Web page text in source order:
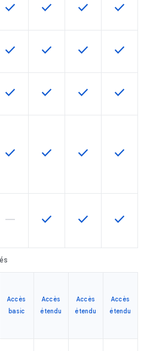
Cette fonctionnalité est disponible
check Cette fonctionnalité est
check Cette
check Cette
check
Cette fonctionnalité est disponible
check Cette fonctionnalité est
check Cette
check Cette
check
Cette fonctionnalité est disponible
check Cette fonctionnalité est
check Cette
check Cette
check
Cette fonctionnalité est disponible
check Cette fonctionnalité est
check Cette
check Cette
check
Cette fonctionnalité n'est pas
horizontal_rule Cette fonctionnalité est
check Cette
check Cette
check
Accès
basic
Accès
étendu
Accès
étendu
Accès
étendu